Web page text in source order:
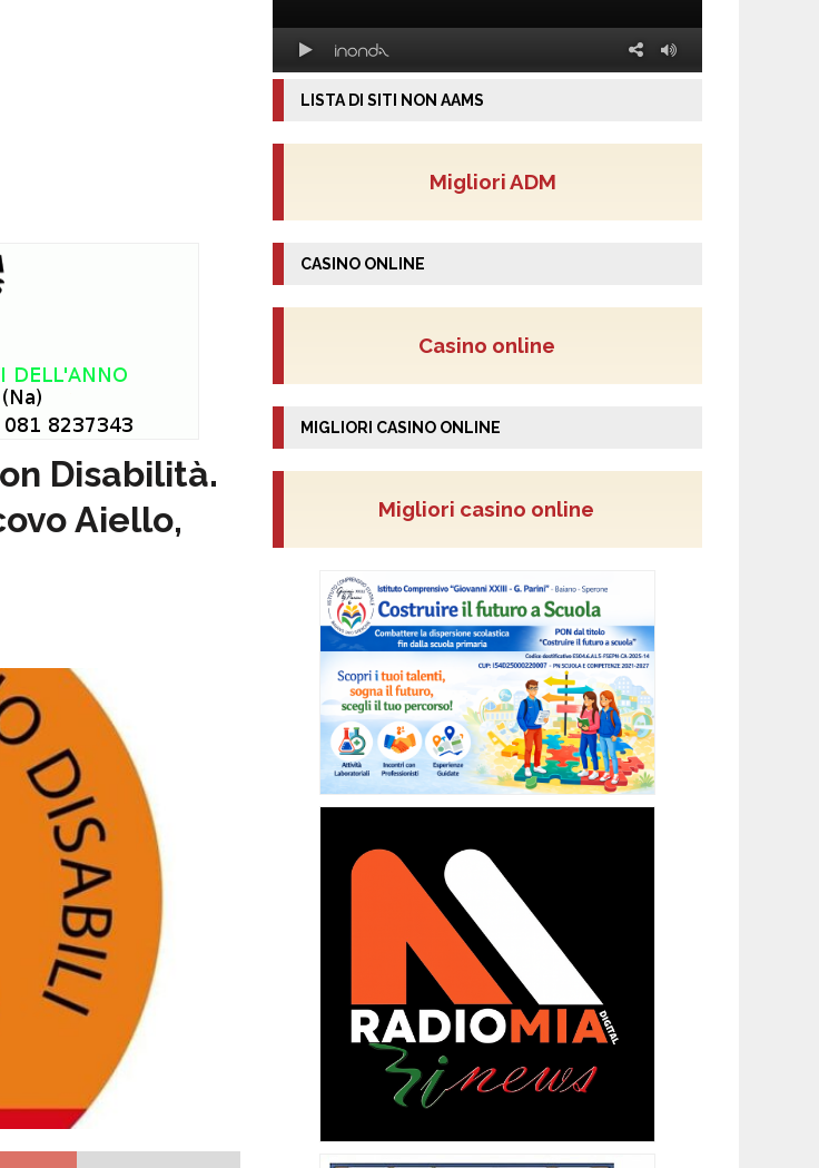
Disabilità.
Aiello,
LISTA DI SITI NON AAMS
Migliori ADM
CASINO ONLINE
Casino online
MIGLIORI CASINO ONLINE
Migliori casino online